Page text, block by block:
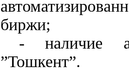
биржи;
- наличие
”Тошкент”.